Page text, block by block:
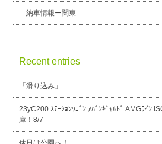
納車情報ー関東
Recent entries
「滑り込み」
23yC200 ｽﾃｰｼｮﾝﾜｺﾞﾝ ｱﾊﾞﾝｷﾞｬﾙﾄﾞ AMGﾗｲﾝ
庫！8/7